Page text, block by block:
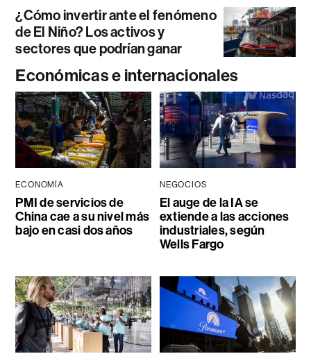
¿Cómo invertir ante el fenómeno
de El Niño? Los activos y
sectores que podrían ganar
Económicas e internacionales
ECONOMÍA
PMI de servicios de
China cae a su nivel más
bajo en casi dos años
NEGOCIOS
El auge de la IA se
extiende a las acciones
industriales, según
Wells Fargo